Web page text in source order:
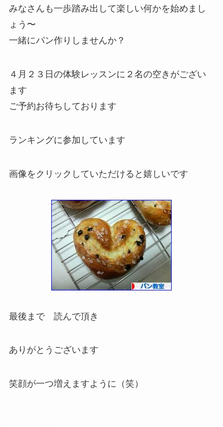
みなさんも一歩踏み出して楽しい何かを始めまし
ょう〜
一緒にパン作りしませんか？
４月２３日の体験レッスンに２名の空きがござい
ます
ご予約お待ちしております
ランキングに参加しています
画像をクリックしていただけると嬉しいです
最後まで 読んで頂き
ありがとうございます
笑顔が一つ増えますように（笑）